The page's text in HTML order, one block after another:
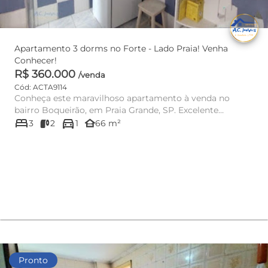
Apartamento 3 dorms no Forte - Lado Praia! Venha
Conhecer!
R$ 360.000 /venda
Cód: ACTA9114
Conheça este maravilhoso apartamento à venda no
bairro Boqueirão, em Praia Grande, SP. Excelente
Localização - Apenas 45...
bed3 2 directions_car1 other_houses66 m²
Pronto